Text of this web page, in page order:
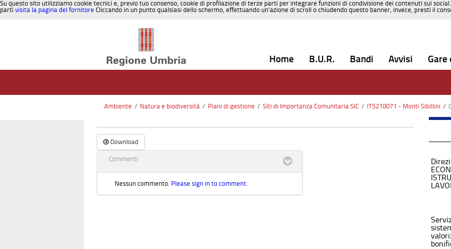
Su questo sito utilizziamo cookie tecnici e, previo tuo consenso, cookie di profilazione di terze parti per integrare funzioni di condivisione dei contenuti sui
parti visita la pagina del fornitore Cliccando in un punto qualsiasi dello schermo, effettuando un’azione di scroll o chiudendo questo banner, invece, presti il
Home B.U.R. Bandi Avvisi Gare
Ambiente / Natura e biodiversità / Piani di gestione / Siti di Importanza Comunitaria SIC / IT5210071 - Monti Sibillini /
Download
Commenti
Nessun commento. Please sign in to comment.